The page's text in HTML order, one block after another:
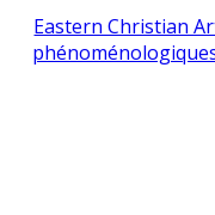
Eastern Christian